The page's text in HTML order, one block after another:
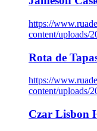
https://
content/uploads/
Rota de
https://
content/uploads/
Czar Lisbon